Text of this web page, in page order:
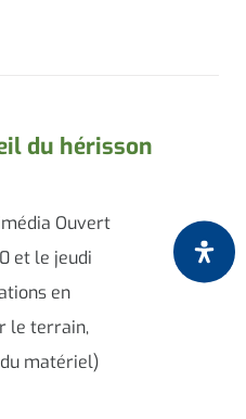
du hérisson
Ouvert
et le jeudi
en
le terrain,
matériel)